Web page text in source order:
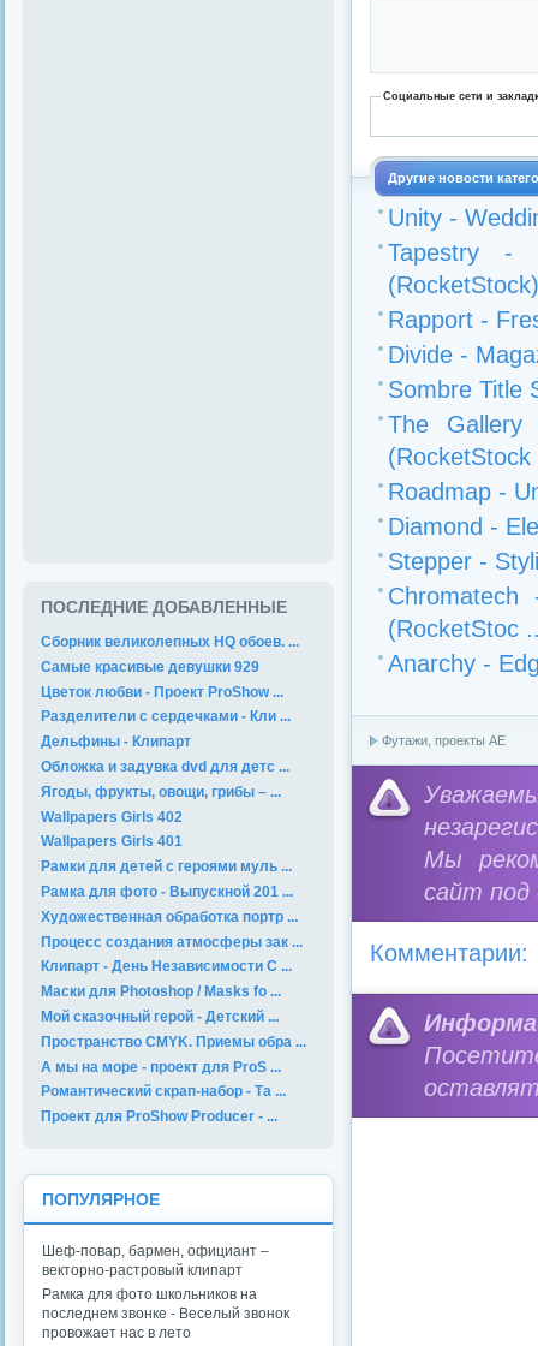
Социальные сети и
Другие новости
Unity -
Tapestry -
(RocketStock)
Rapport -
Divide -
Sombre Title
The Gallery
(RocketStock
Roadmap -
Diamond -
Stepper -
(RocketStoc
Anarchy -
Футажи, проекты АЕ
Мы
сайт под
Комментарии:
ПОСЛЕДНИЕ ДОБАВЛЕННЫЕ
Сборник великолепных HQ обоев. ...
Самые красивые девушки 929
Цветок любви - Проект ProShow ...
Разделители с сердечками - Кли ...
Дельфины - Клипарт
Обложка и задувка dvd для детс ...
Ягоды, фрукты, овощи, грибы – ...
Wallpapers Girls 402
Wallpapers Girls 401
Рамки для детей с героями муль ...
Рамка для фото - Выпускной 201 ...
Художественная обработка портр ...
Процесс создания атмосферы зак ...
Клипарт - День Независимости С ...
Маски для Photoshop / Masks fo ...
Мой сказочный герой - Детский ...
Пространство CMYK. Приемы обра ...
А мы на море - проект для ProS ...
Романтический скрап-набор - Та ...
Проект для ProShow Producer - ...
ПОПУЛЯРНОЕ
Шеф-повар, бармен, официант –
векторно-растровый клипарт
Рамка для фото школьников на
последнем звонке - Веселый звонок
провожает нас в лето